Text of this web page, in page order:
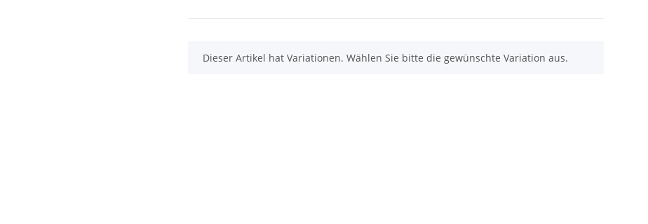
x
Dieser Artikel hat Variationen. Wählen Sie bitte die gewünschte Variation aus.